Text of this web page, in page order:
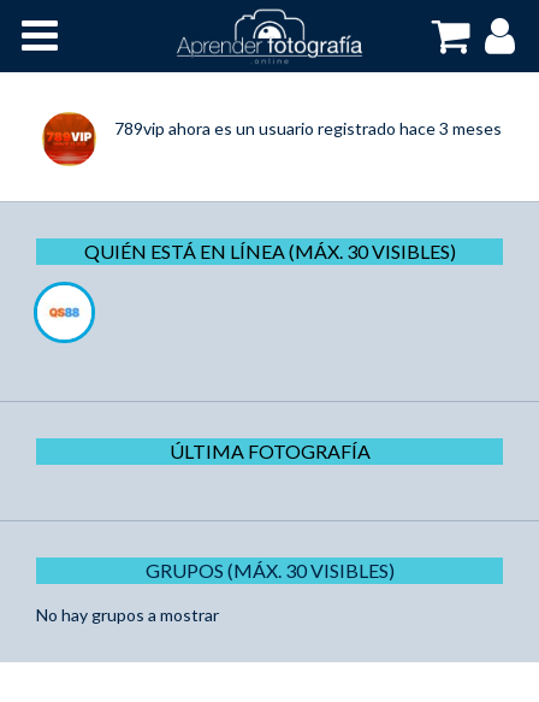
Cursos OnLine
789vip ahora es un usuario registrado hace 3 meses
QUIÉN ESTÁ EN LÍNEA (MÁX. 30 VISIBLES)
ÚLTIMA FOTOGRAFÍA
GRUPOS (MÁX. 30 VISIBLES)
No hay grupos a mostrar